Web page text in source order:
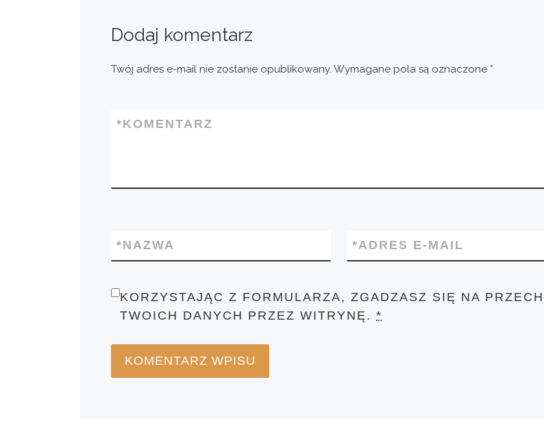
Dodaj komentarz
Twój adres e-mail nie zostanie opublikowany. Wymagane pola są oznaczone *
KOMENTARZ
*
NAZWA
* ADRES E-MAIL
*
KORZYSTAJĄC Z FORMULARZA, ZGADZASZ SIĘ NA
TWOICH DANYCH PRZEZ WITRYNĘ.*